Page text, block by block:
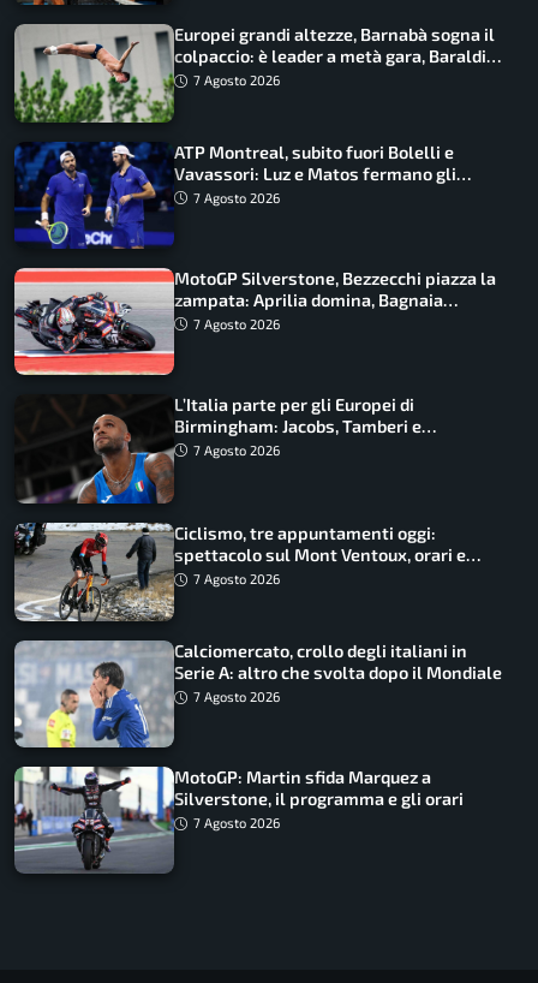
Europei grandi altezze, Barnabà sogna il
colpaccio: è leader a metà gara, Baraldi
ancora in corsa
7 Agosto 2026
ATP Montreal, subito fuori Bolelli e
Vavassori: Luz e Matos fermano gli
azzurri
7 Agosto 2026
MotoGP Silverstone, Bezzecchi piazza la
zampata: Aprilia domina, Bagnaia
costretto al Q1
7 Agosto 2026
L’Italia parte per gli Europei di
Birmingham: Jacobs, Tamberi e
Battocletti guidano una spedizione
7 Agosto 2026
Ciclismo, tre appuntamenti oggi:
spettacolo sul Mont Ventoux, orari e
come vederli
7 Agosto 2026
Calciomercato, crollo degli italiani in
Serie A: altro che svolta dopo il Mondiale
7 Agosto 2026
MotoGP: Martin sfida Marquez a
Silverstone, il programma e gli orari
7 Agosto 2026